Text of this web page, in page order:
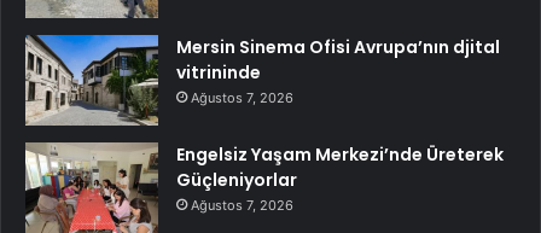
Mersin Sinema Ofisi Avrupa’nın djital
vitrininde
Ağustos 7, 2026
Engelsiz Yaşam Merkezi’nde Üreterek
Güçleniyorlar
Ağustos 7, 2026